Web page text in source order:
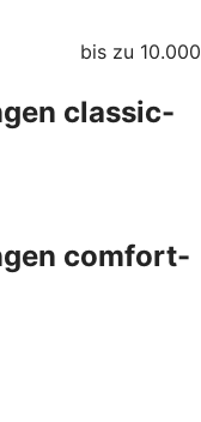
bis zu
classic-
comfort-